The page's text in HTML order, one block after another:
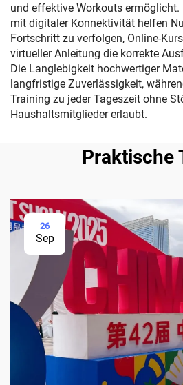
und effektive Workouts
mit digitaler Konnektivität helfen
Fortschritt zu verfolgen, Online-
virtueller Anleitung die korrekte
Die Langlebigkeit hochwertiger
langfristige Zuverlässigkeit,
Training zu jeder Tageszeit ohne
Haushaltsmitglieder erlaubt.
Praktische
26
Sep